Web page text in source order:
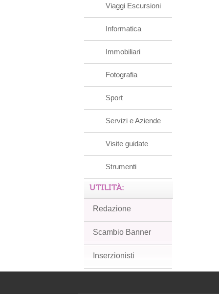
Viaggi Escursioni
Informatica
Immobiliari
Fotografia
Sport
Servizi e Aziende
Visite guidate
Strumenti
UTILITÀ:
Redazione
Scambio Banner
Inserzionisti